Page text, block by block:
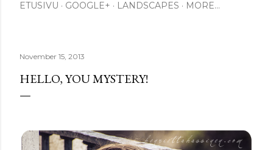
ETUSIVU GOOGLE+ LANDSCAPES MORE…
November 15, 2013
HELLO, YOU MYSTERY!